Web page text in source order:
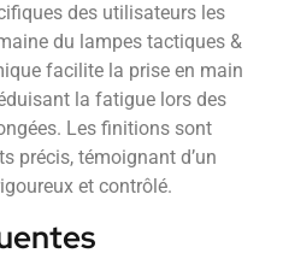
des utilisateurs les
du lampes tactiques &
facilite la prise en main
la fatigue lors des
Les finitions sont
précis, témoignant d’un
et contrôlé.